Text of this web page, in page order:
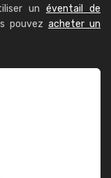
un éventail de
pouvez acheter un